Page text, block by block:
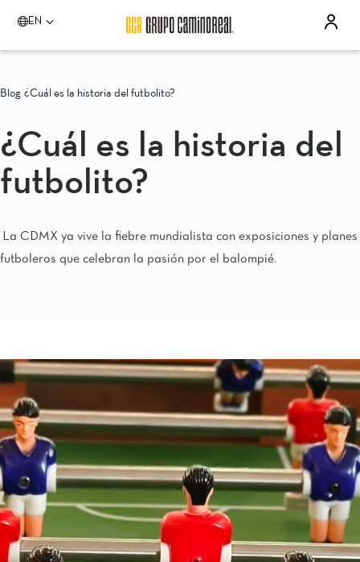
EN
Please select a destination
Aguascalientes
Quinta Real Aguascalientes
Celaya
Real Inn Celaya
Quinta Real Guadalajara
Mexico City
Camino Real Aeropuerto Mexico
Camino Real Polanco Mexico
Camino Real Fashion Drive Monterrey
Nuevo Laredo
Real Inn Nuevo Laredo
Quinta Real Huatulco
Blog ¿Cuál es la historia del futbolito?
¿Cuál es la historia del
futbolito?
La CDMX ya vive la fiebre mundialista con exposiciones y planes
futboleros que celebran la pasión por el balompié.